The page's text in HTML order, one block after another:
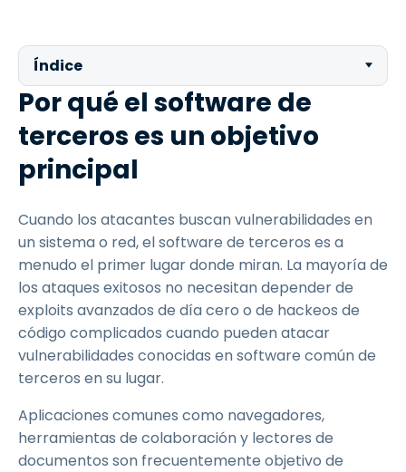
Índice
Por qué el software de
terceros es un objetivo
principal
Cuando los atacantes buscan vulnerabilidades en
un sistema o red, el software de terceros es a
menudo el primer lugar donde miran. La mayoría de
los ataques exitosos no necesitan depender de
exploits avanzados de día cero o de hackeos de
código complicados cuando pueden atacar
vulnerabilidades conocidas en software común de
terceros en su lugar.
Aplicaciones comunes como navegadores,
herramientas de colaboración y lectores de
documentos son frecuentemente objetivo de